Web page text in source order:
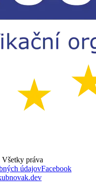
Všetky práva
údajovFacebook